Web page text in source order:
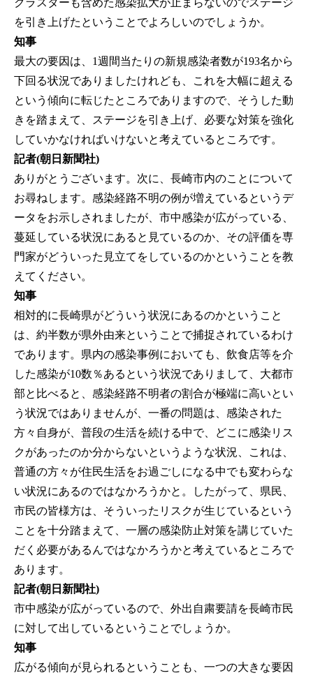
クラスターも含めた感染拡大が止まらないのでステージ
を引き上げたということでよろしいのでしょうか。
知事
最大の要因は、1週間当たりの新規感染者数が193名から
下回る状況でありましたけれども、これを大幅に超える
という傾向に転じたところでありますので、そうした動
きを踏まえて、ステージを引き上げ、必要な対策を強化
していかなければいけないと考えているところです。
記者(朝日新聞社)
ありがとうございます。次に、長崎市内のことについて
お尋ねします。感染経路不明の例が増えているというデ
ータをお示しされましたが、市中感染が広がっている、
蔓延している状況にあると見ているのか、その評価を専
門家がどういった見立てをしているのかということを教
えてください。
知事
相対的に長崎県がどういう状況にあるのかということ
は、約半数が県外由来ということで捕捉されているわけ
であります。県内の感染事例においても、飲食店等を介
した感染が10数％あるという状況でありまして、大都市
部と比べると、感染経路不明者の割合が極端に高いとい
う状況ではありませんが、一番の問題は、感染された
方々自身が、普段の生活を続ける中で、どこに感染リス
クがあったのか分からないというような状況、これは、
普通の方々が住民生活をお過ごしになる中でも変わらな
い状況にあるのではなかろうかと。したがって、県民、
市民の皆様方は、そういったリスクが生じているという
ことを十分踏まえて、一層の感染防止対策を講じていた
だく必要があるんではなかろうかと考えているところで
あります。
記者(朝日新聞社)
市中感染が広がっているので、外出自粛要請を長崎市民
に対して出しているということでしょうか。
知事
広がる傾向が見られるということも、一つの大きな要因